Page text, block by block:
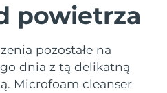
powietrza
pozostałe na
dnia z tą delikatną
Microfoam cleanser